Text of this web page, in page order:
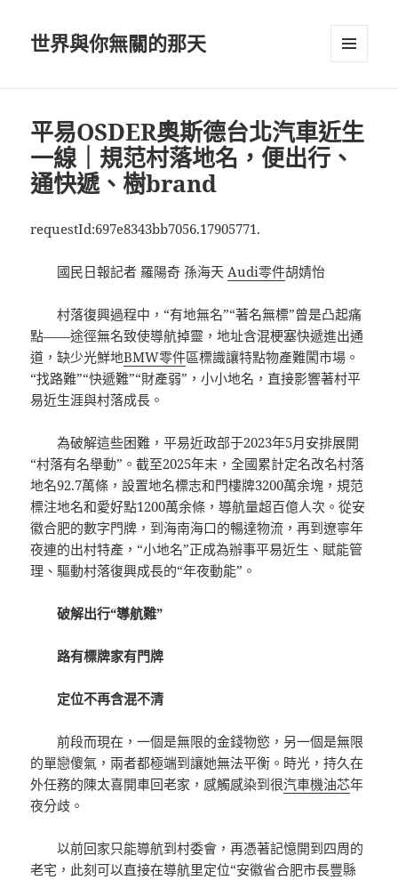
世界與你無關的那天
平易OSDER奧斯德台北汽車近生
一線｜規范村落地名，便出行、
通快遞、樹brand
requestId:697e8343bb7056.17905771.
國民日報記者 羅陽奇 孫海天Audi零件胡婧怡
村落復興過程中，“有地無名”“著名無標”曾是凸起痛
點——途徑無名致使導航掉靈，地址含混梗塞快遞進出通
道，缺少光鮮地BMW零件區標識讓特點物產難闖市場。
“找路難”“快遞難”“財產弱”，小小地名，直接影響著村平
易近生涯與村落成長。
為破解這些困難，平易近政部于2023年5月安排展開
“村落有名舉動”。截至2025年末，全國累計定名改名村落
地名92.7萬條，設置地名標志和門樓牌3200萬余塊，規范
標注地名和愛好點1200萬余條，導航量超百億人次。從安
徽合肥的數字門牌，到海南海口的暢達物流，再到遼寧年
夜連的出村特產，“小地名”正成為辦事平易近生、賦能管
理、驅動村落復興成長的“年夜動能”。
破解出行“導航難”
路有標牌家有門牌
定位不再含混不清
前段而現在，一個是無限的金錢物慾，另一個是無限
的單戀傻氣，兩者都極端到讓她無法平衡。時光，持久在
外任務的陳太喜開車回老家，感觸感染到很汽車機油芯年
夜分歧。
以前回家只能導航到村委會，再憑著記憶開到四周的
老宅，此刻可以直接在導航里定位“安徽省合肥市長豐縣